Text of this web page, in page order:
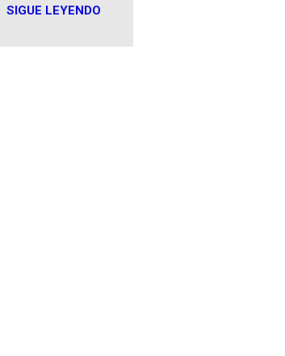
alfil, hasta jugar
ahora nos
SIGUE LEYENDO